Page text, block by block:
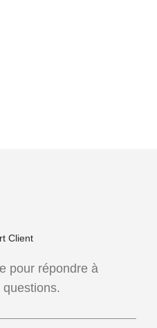
Client
pour répondre à